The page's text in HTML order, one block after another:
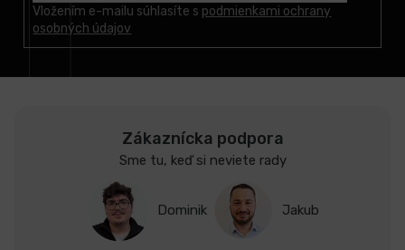
Vložením e-mailu súhlasíte s podmienkami ochrany
osobných údajov
Zákaznícka podpora
Sme tu, keď si neviete rady
Dominik Jakub